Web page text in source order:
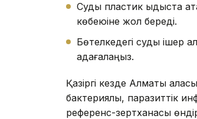
Суды пластик ыдыста
көбеюіне жол береді.
Бөтелкедегі суды ішер
қадағалаңыз.
Қазіргі кезде Алматы
бактериялық, паразиттік
референс-зертханасы